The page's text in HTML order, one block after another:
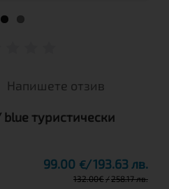
Напишете отзив
туристически
99.00 € 193.63 лв.
132.00€ 258.17 лв.